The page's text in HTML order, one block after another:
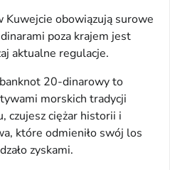
Kuwejcie obowiązują surowe
poza krajem jest
aktualne regulacje.
20-dinarowy to
morskich tradycji
czujesz ciężar historii i
które odmieniło swój los
zyskami.